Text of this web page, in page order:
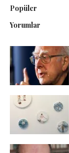
Popüler
Yorumlar